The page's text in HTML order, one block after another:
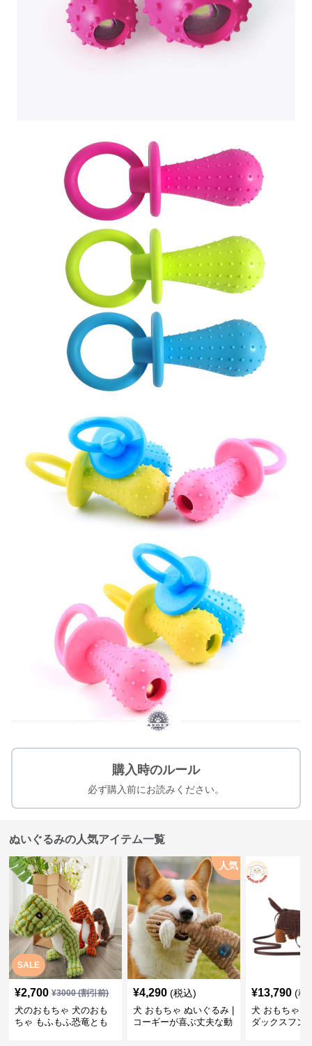
購入時のルール
必ず購入前にお読みください。
ぬいぐるみの人気アイテム一覧
SALE
¥2,700 ¥3000(割引前)
犬のおもちゃ 犬のおも
ちゃ もふもふ恐竜とも
人気
¥4,290 (税込)
犬 おもちゃ ぬいぐるみ |
コーギーが喜ぶ丈夫な動
¥13,790 (税
犬 おもちゃ
ダックスフン